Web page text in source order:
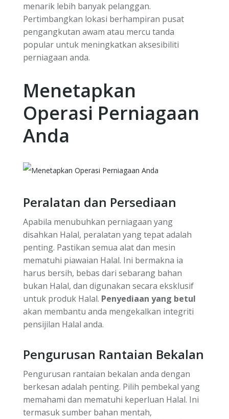
menarik lebih banyak pelanggan.
Pertimbangkan lokasi berhampiran pusat
pengangkutan awam atau mercu tanda
popular untuk meningkatkan aksesibiliti
perniagaan anda.
Menetapkan
Operasi Perniagaan
Anda
Peralatan dan Persediaan
Apabila menubuhkan perniagaan yang
disahkan Halal, peralatan yang tepat adalah
penting. Pastikan semua alat dan mesin
mematuhi piawaian Halal. Ini bermakna ia
harus bersih, bebas dari sebarang bahan
bukan Halal, dan digunakan secara eksklusif
untuk produk Halal. Penyediaan yang betul
akan membantu anda mengekalkan integriti
pensijilan Halal anda.
Pengurusan Rantaian Bekalan
Pengurusan rantaian bekalan anda dengan
berkesan adalah penting. Pilih pembekal yang
memahami dan mematuhi keperluan Halal. Ini
termasuk sumber bahan mentah,